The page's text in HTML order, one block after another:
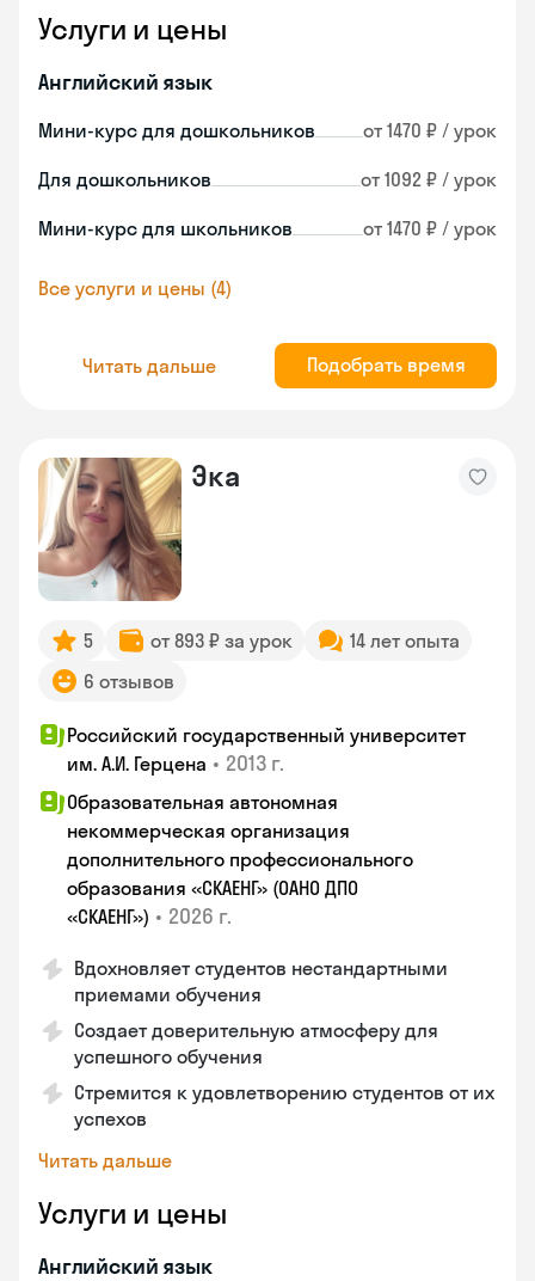
Услуги и цены
Английский язык
Мини-курс для дошкольников от 1470 ₽ / урок
Для дошкольников от 1092 ₽ / урок
Мини-курс для школьников от 1470 ₽ / урок
Все услуги и цены (4)
Читать дальше Подобрать время
Эка
5 от 893 ₽ за урок
14 лет опыта
6 отзывов
Российский государственный университет
им. А.И. Герцена • 2013 г.
Образовательная автономная
некоммерческая организация
дополнительного профессионального
образования «СКАЕНГ» (ОАНО ДПО
«СКАЕНГ») • 2026 г.
Вдохновляет студентов нестандартными
приемами обучения
Создает доверительную атмосферу для
успешного обучения
Стремится к удовлетворению студентов от их
успехов
Читать дальше
Услуги и цены
Английский язык